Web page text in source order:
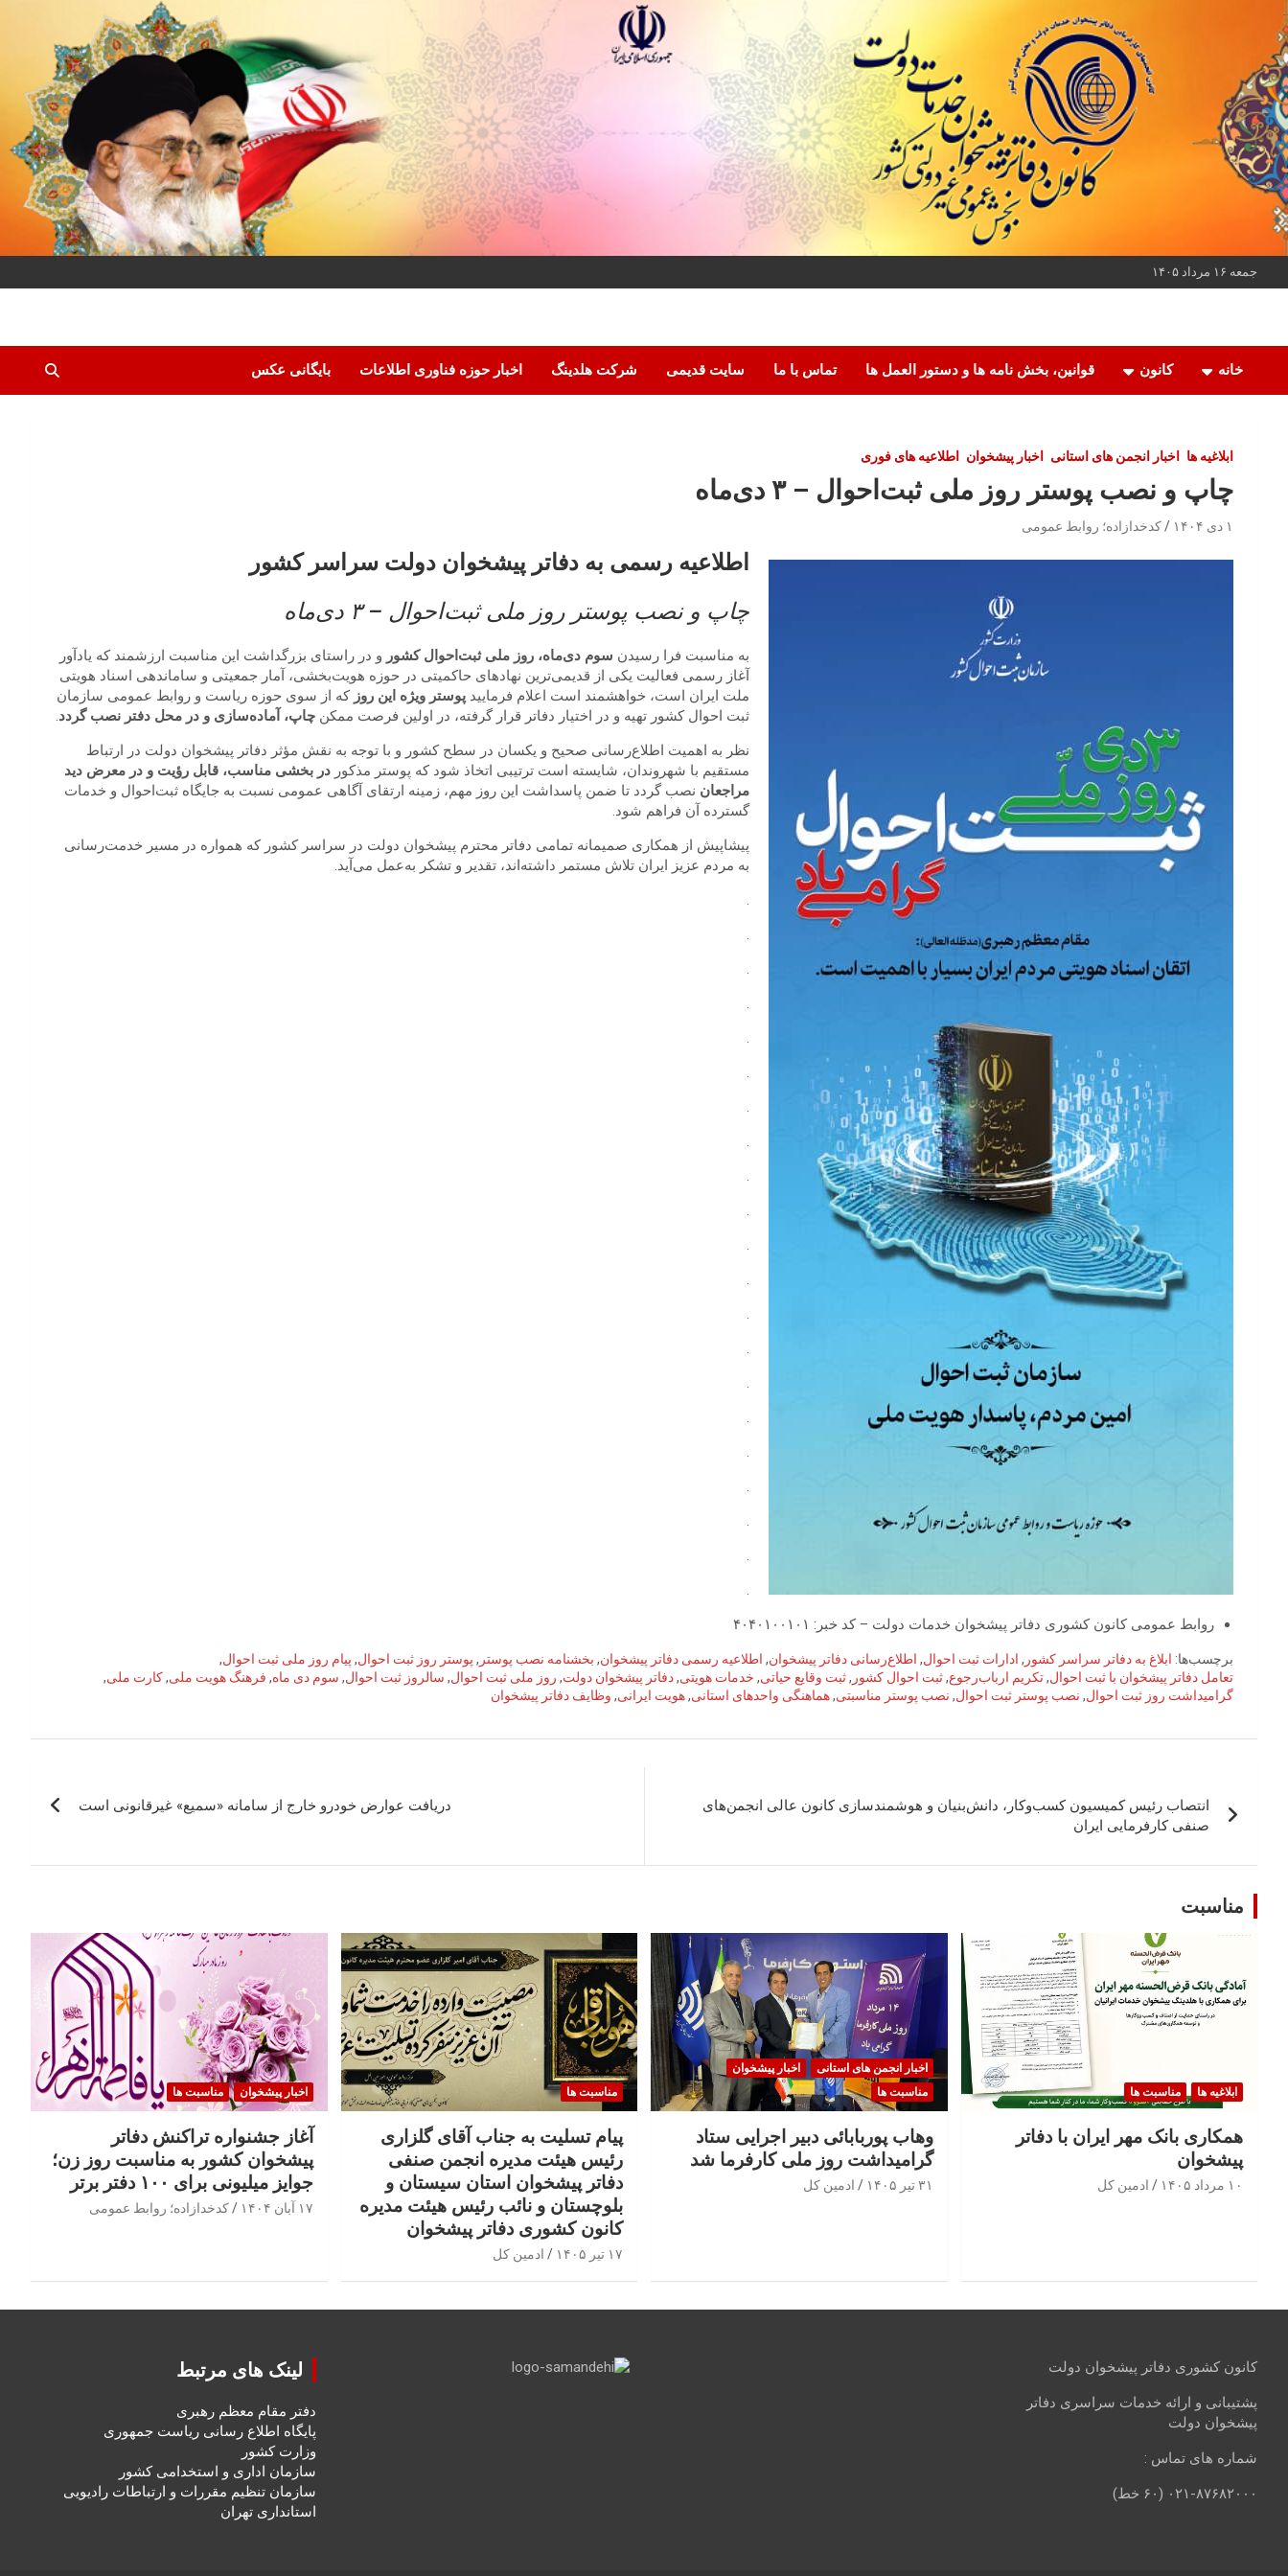
به
محتوا
بروید
جمعه ۱۶ مرداد ۱۴۰۵
کانون دفاتر پیشخوان
خانه کانون قوانین، بخش نامه ها و دستور العمل ها تماس با ما سایت قدیمی شرکت هلدینگ اخبار حوزه فناوری اطلاعات بایگانی عکس
ابلاغیه ها اخبار انجمن های استانی اخبار پیشخوان اطلاعیه های فوری
چاپ و نصب پوستر روز ملی ثبت‌احوال – ۳ دی‌ماه
۱ دی ۱۴۰۴ کدخدازاده؛ روابط عمومی
اطلاعیه رسمی به دفاتر پیشخوان دولت سراسر کشور
چاپ و نصب پوستر روز ملی ثبت‌احوال – ۳ دی‌ماه
به مناسبت فرا رسیدن سوم دی‌ماه، روز ملی ثبت‌احوال کشور و در راستای بزرگداشت این مناسبت ارزشمند که یادآور
آغاز رسمی فعالیت یکی از قدیمی‌ترین نهادهای حاکمیتی در حوزه هویت‌بخشی، آمار جمعیتی و ساماندهی اسناد هویتی
ملت ایران است، خواهشمند است اعلام فرمایید پوستر ویژه این روز که از سوی حوزه ریاست و روابط عمومی سازمان
ثبت احوال کشور تهیه و در اختیار دفاتر قرار گرفته، در اولین فرصت ممکن چاپ، آماده‌سازی و در محل دفتر نصب گردد.
نظر به اهمیت اطلاع‌رسانی صحیح و یکسان در سطح کشور و با توجه به نقش مؤثر دفاتر پیشخوان دولت در ارتباط
مستقیم با شهروندان، شایسته است ترتیبی اتخاذ شود که پوستر مذکور در بخشی مناسب، قابل رؤیت و در معرض دید
مراجعان نصب گردد تا ضمن پاسداشت این روز مهم، زمینه ارتقای آگاهی عمومی نسبت به جایگاه ثبت‌احوال و خدمات
گسترده آن فراهم شود.
پیشاپیش از همکاری صمیمانه تمامی دفاتر محترم پیشخوان دولت در سراسر کشور که همواره در مسیر خدمت‌رسانی
به مردم عزیز ایران تلاش مستمر داشته‌اند، تقدیر و تشکر به‌عمل می‌آید.
.
.
.
.
.
.
.
.
.
.
.
.
.
.
.
.
.
.
.
.
.
روابط عمومی کانون کشوری دفاتر پیشخوان خدمات دولت – کد خبر: ۴۰۴۰۱۰۰۱۰۱
برچسب‌ها: ابلاغ به دفاتر سراسر کشور , ادارات ثبت احوال, اطلاع‌رسانی دفاتر پیشخوان, اطلاعیه رسمی دفاتر پیشخوان, بخشنامه نصب پوستر , پوستر روز ثبت احوال, پیام روز ملی ثبت احوال,
تعامل دفاتر پیشخوان با ثبت احوال,تکریم ارباب‌رجوع,ثبت احوال کشور ,ثبت وقایع حیاتی, خدمات هویتی,دفاتر پیشخوان دولت, روز ملی ثبت احوال, سالروز ثبت احوال, سوم دی ماه, فرهنگ هویت ملی,کارت ملی,
گرامیداشت روز ثبت احوال, نصب پوستر ثبت احوال, نصب پوستر مناسبتی,هماهنگی واحدهای استانی,هویت ایرانی, وظایف دفاتر پیشخوان
نوشته
انتصاب رئیس کمیسیون کسب‌وکار، دانش‌بنیان و هوشمندسازی کانون عالی انجمن‌های
صنفی کارفرمایی ایران
دریافت عوارض خودرو خارج از سامانه «سمیع» غیرقانونی است
مناسبت
ابلاغیه ها مناسبت ها
همکاری بانک مهر ایران با دفاتر
پیشخوان
۱۰ مرداد ۱۴۰۵ ادمین کل
اخبار انجمن های استانی
اخبار پیشخوان
مناسبت ها
وهاب پوربابائی دبیر اجرایی ستاد
گرامیداشت روز ملی کارفرما شد
۳۱ تیر ۱۴۰۵ ادمین کل
مناسبت ها
پیام تسلیت به جناب آقای گلزاری
رئیس هیئت مدیره انجمن صنفی
دفاتر پیشخوان استان سیستان و
بلوچستان و نائب رئیس هیئت مدیره
کانون کشوری دفاتر پیشخوان
۱۷ تیر ۱۴۰۵ ادمین کل
اخبار پیشخوان مناسبت ها
آغاز جشنواره تراکنش دفاتر
پیشخوان کشور به مناسبت روز زن؛
جوایز میلیونی برای ۱۰۰ دفتر برتر
۱۷ آبان ۱۴۰۴ کدخدازاده؛ روابط عمومی
کانون کشوری دفاتر پیشخوان دولت
پشتیبانی و ارائه خدمات سراسری دفاتر
پیشخوان دولت
شماره های تماس :
۰۲۱-۸۷۶۸۲۰۰۰ (۶۰ خط)
لینک های مرتبط
دفتر مقام معظم رهبری
پایگاه اطلاع رسانی ریاست جمهوری
وزارت کشور
سازمان اداری و استخدامی کشور
سازمان تنظیم مقررات و ارتباطات رادیویی
استانداری تهران